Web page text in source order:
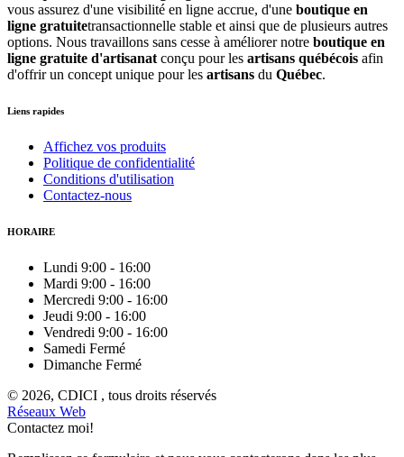
vous assurez d'une visibilité en ligne accrue, d'une boutique en
ligne gratuitetransactionnelle stable et ainsi que de plusieurs autres
options. Nous travaillons sans cesse à améliorer notre boutique en
ligne gratuite d'artisanat conçu pour les artisans québécois afin
d'offrir un concept unique pour les artisans du Québec.
Liens rapides
Affichez vos produits
Politique de confidentialité
Conditions d'utilisation
Contactez-nous
HORAIRE
Lundi 9:00 - 16:00
Mardi 9:00 - 16:00
Mercredi 9:00 - 16:00
Jeudi 9:00 - 16:00
Vendredi 9:00 - 16:00
Samedi Fermé
Dimanche Fermé
© 2026, CDICI , tous droits réservés
Réseaux Web
Contactez moi!